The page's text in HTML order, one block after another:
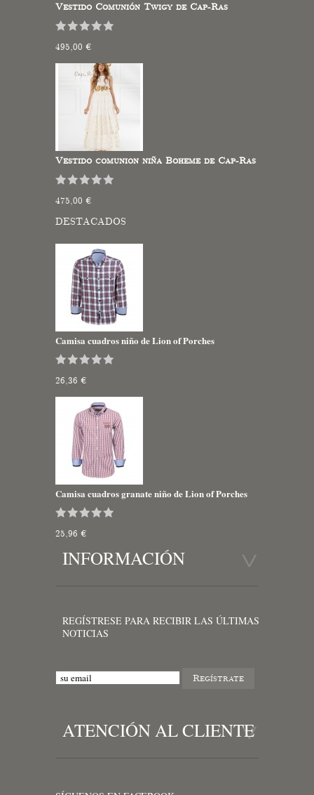
Vestido Comunión Twigy de Cap-Ras
495,00 €
Vestido comunion niña Boheme de Cap-Ras
475,00 €
DESTACADOS
Camisa cuadros niño de Lion of Porches
26,36 €
Camisa cuadros granate niño de Lion of Porches
25,96 €
INFORMACIÓN
REGÍSTRESE PARA RECIBIR LAS ÚLTIMAS
NOTICIAS
ATENCIÓN AL CLIENTE